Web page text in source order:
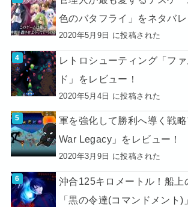
色のバタフライ」をネタバレ
2020年5月9日 に投稿された
レトロシューティング「フ
ド」をレビュー！
2020年5月4日 に投稿された
軍を強化して勝利へ導く戦
War Legacy」をレビュー！
2020年3月9日 に投稿された
沖合125キロメートル！船上
「黒の令達(コマンドメント)